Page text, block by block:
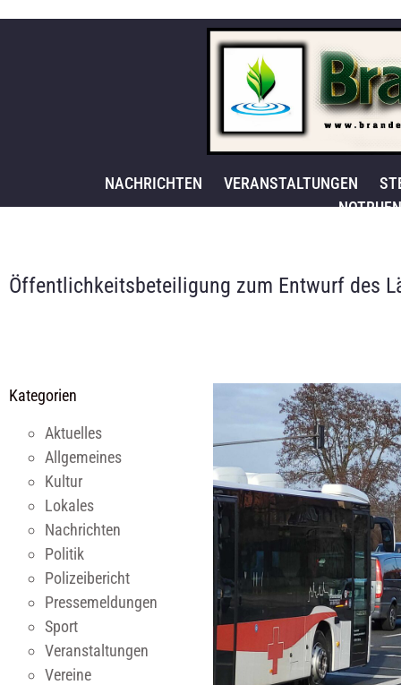
NACHRICHTEN VERANSTALTUNGEN
Öffentlichkeitsbeteiligung zum Entwurf des
Kategorien
Aktuelles
Allgemeines
Kultur
Lokales
Nachrichten
Politik
Polizeibericht
Pressemeldungen
Sport
Veranstaltungen
Vereine